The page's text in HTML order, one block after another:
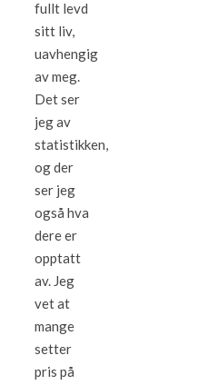
fullt levd
sitt liv,
uavhengig
av meg.
Det ser
jeg av
statistikken,
og der
ser jeg
også hva
dere er
opptatt
av. Jeg
vet at
mange
setter
pris på